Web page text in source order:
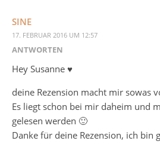
SINE
17. FEBRUAR 2016 UM 12:57
ANTWORTEN
Hey Susanne ♥
deine Rezension macht mir sowas
Es liegt schon bei mir daheim und
gelesen werden 🙂
Danke für deine Rezension, ich bin